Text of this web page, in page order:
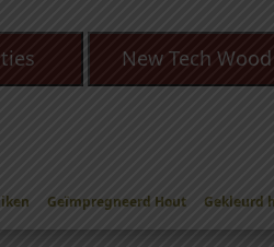
New Tech Wood
Geïmpregneerd Hout Gekleurd
/Ringnagels onbehandeld/